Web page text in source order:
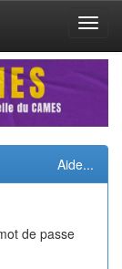
Aide...
de passe